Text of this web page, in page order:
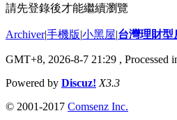
請先登錄後才能繼續瀏覽
Archiver|手機版|小黑屋|台灣理財型
GMT+8, 2026-8-7 21:29 , Processed
Powered by Discuz! X3.3
© 2001-2017 Comsenz Inc.